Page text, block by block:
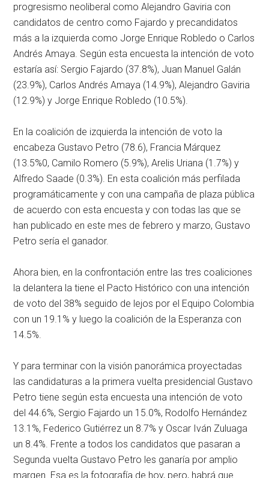
progresismo neoliberal como Alejandro Gaviria con
candidatos de centro como Fajardo y precandidatos
más a la izquierda como Jorge Enrique Robledo o Carlos
Andrés Amaya. Según esta encuesta la intención de voto
estaría así: Sergio Fajardo (37.8%), Juan Manuel Galán
(23.9%), Carlos Andrés Amaya (14.9%), Alejandro Gaviria
(12.9%) y Jorge Enrique Robledo (10.5%).
En la coalición de izquierda la intención de voto la
encabeza Gustavo Petro (78.6), Francia Márquez
(13.5%0, Camilo Romero (5.9%), Arelis Uriana (1.7%) y
Alfredo Saade (0.3%). En esta coalición más perfilada
programáticamente y con una campaña de plaza pública
de acuerdo con esta encuesta y con todas las que se
han publicado en este mes de febrero y marzo, Gustavo
Petro sería el ganador.
Ahora bien, en la confrontación entre las tres coaliciones
la delantera la tiene el Pacto Histórico con una intención
de voto del 38% seguido de lejos por el Equipo Colombia
con un 19.1% y luego la coalición de la Esperanza con
14.5%.
Y para terminar con la visión panorámica proyectadas
las candidaturas a la primera vuelta presidencial Gustavo
Petro tiene según esta encuesta una intención de voto
del 44.6%, Sergio Fajardo un 15.0%, Rodolfo Hernández
13.1%, Federico Gutiérrez un 8.7% y Oscar Iván Zuluaga
un 8.4%. Frente a todos los candidatos que pasaran a
Segunda vuelta Gustavo Petro les ganaría por amplio
margen. Esa es la fotografía de hoy, pero, habrá que